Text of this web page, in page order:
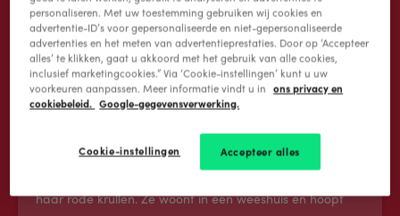
Annie gaat over een 11-jarig meisje, herkenbaar aan
haar rode krullen. Ze woont in een weeshuis en hoopt
personaliseren. Met uw toestemming gebruiken wij cookies en
advertentie-ID’s voor gepersonaliseerde en niet-gepersonaliseerde
advertenties en het meten van advertentieprestaties. Door op ‘Accepteer
alles’ te klikken, gaat u akkoord met het gebruik van alle cookies,
inclusief marketingcookies.” Via ‘Cookie-instellingen’ kunt u uw
voorkeuren aanpassen. Meer informatie vindt u in
ons privacy en
cookiebeleid. Google-gegevensverwerking.
Accepteer alles
Cookie-instellingen